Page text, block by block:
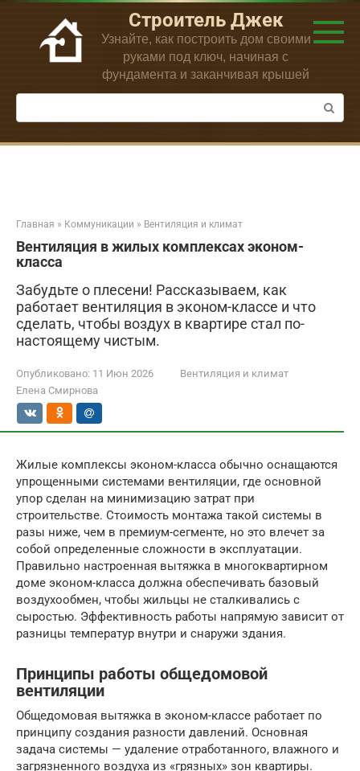
Перейти
контенту
Строитель Джек
Узнайте, как построить дом своими
руками под ключ, начиная с
фундамента и заканчивая крышей
Поиск:
Главная » Коммуникации » Вентиляция и климат
Вентиляция в жилых комплексах эконом-
класса
Забудьте о плесени! Рассказываем, как
работает вентиляция в эконом-классе и что
сделать, чтобы воздух в квартире стал по-
настоящему чистым.
Опубликовано: 11 Июн 2026
Вентиляция и климат
Елена Смирнова
Жилые комплексы эконом-класса обычно оснащаются
упрощенными системами вентиляции, где основной
упор сделан на минимизацию затрат при
строительстве. Стоимость монтажа такой системы в
разы ниже, чем в премиум-сегменте, но это влечет за
собой определенные сложности в эксплуатации.
Правильно настроенная вытяжка в многоквартирном
доме эконом-класса должна обеспечивать базовый
воздухообмен, чтобы жильцы не сталкивались с
сыростью. Эффективность работы напрямую зависит от
разницы температур внутри и снаружи здания.
Принципы работы общедомовой
вентиляции
Общедомовая вытяжка в эконом-классе работает по
принципу создания разности давлений. Основная
задача системы — удаление отработанного, влажного и
загрязненного воздуха из «грязных» зон квартиры.